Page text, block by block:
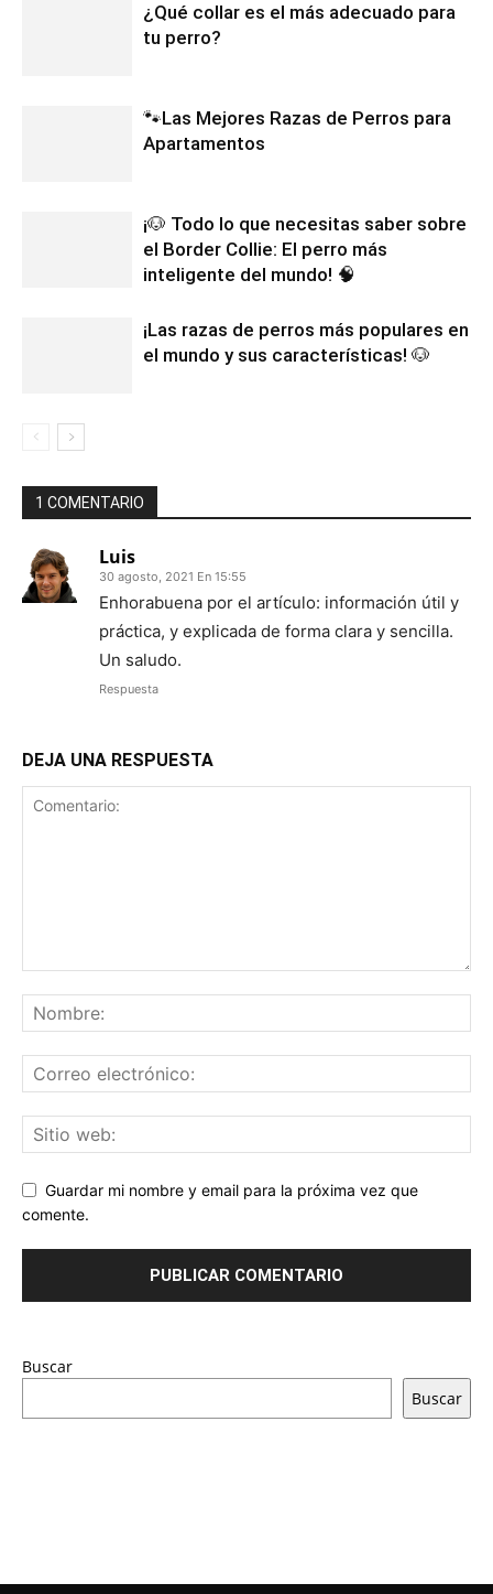
¿Qué collar es el más adecuado para
tu perro?
🐾Las Mejores Razas de Perros para
Apartamentos
¡🐶 Todo lo que necesitas saber sobre
el Border Collie: El perro más
inteligente del mundo! 🧠
¡Las razas de perros más populares en
el mundo y sus características! 🐶
1 COMENTARIO
Luis
30 agosto, 2021 En 15:55
Enhorabuena por el artículo: información útil y
práctica, y explicada de forma clara y sencilla.
Un saludo.
Respuesta
DEJA UNA RESPUESTA
Guardar mi nombre y email para la próxima vez que
comente.
Buscar
Buscar